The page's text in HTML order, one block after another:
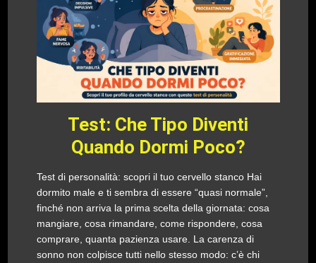
Test: Che Tipo Diventi
Quando Dormi Poco?
Test di personalità: scopri il tuo cervello stanco Hai
dormito male e ti sembra di essere “quasi normale”,
finché non arriva la prima scelta della giornata: cosa
mangiare, cosa rimandare, come rispondere, cosa
comprare, quanta pazienza usare. La carenza di
sonno non colpisce tutti nello stesso modo: c’è chi